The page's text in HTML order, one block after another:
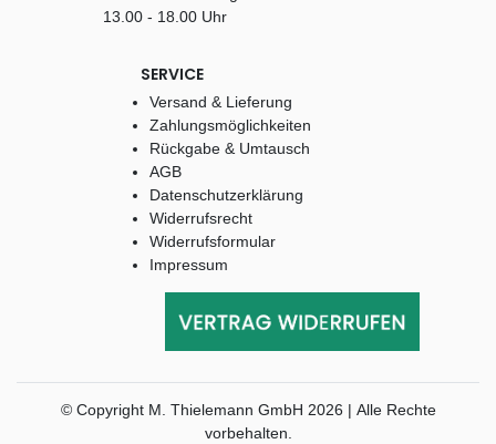
13.00 - 18.00 Uhr
SERVICE
Versand & Lieferung
Zahlungsmöglichkeiten
Rückgabe & Umtausch
AGB
Datenschutzerklärung
Widerrufsrecht
Widerrufsformular
Impressum
© Copyright M. Thielemann GmbH 2026 | Alle Rechte
vorbehalten.